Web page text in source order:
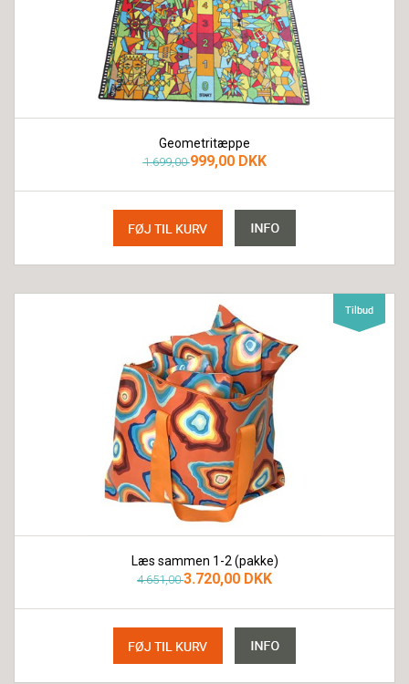
Geometritæppe
1.699,00999,00 DKK
Læs sammen 1-2 (pakke)
4.651,003.720,00 DKK